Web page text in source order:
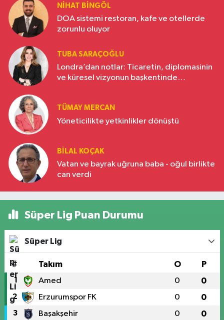
NIHAT BINGÖL
DOA sistemi restoran, kafe ve otellerde
zorunlu oluyor
TUBA SARAÇOĞLU
Londra’dan notlar: Ticaretin, diplomasinin
ve küresel vizyonun başkentinde
TÜMAY MERCAN
Yöneticilikte yetkinlikler dönüştü
BILAL KOÇAK
Vatan ve bayrak uğruna baba - oğul birlikte
can verdi
Süper Lig Puan Durumu
Süper Lig
# Takım O P
1 Amed 0 0
2 Erzurumspor FK 0 0
3 Başakşehir 0 0